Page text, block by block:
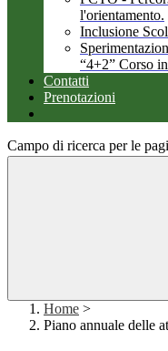
l'orientamento.
Inclusione
“4+2” Corso
Contatti
Prenotazioni
Campo di ricerca per le
Home >
Piano annuale delle